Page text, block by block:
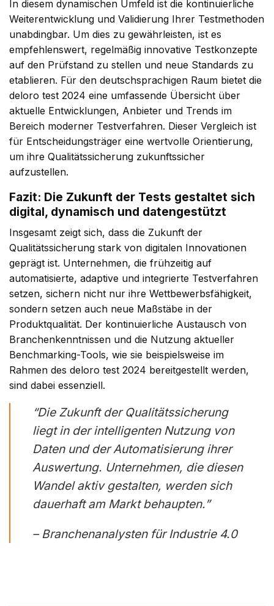
In diesem dynamischen Umfeld ist die kontinuierliche
Weiterentwicklung und Validierung Ihrer Testmethoden
unabdingbar. Um dies zu gewährleisten, ist es
empfehlenswert, regelmäßig innovative Testkonzepte
auf den Prüfstand zu stellen und neue Standards zu
etablieren. Für den deutschsprachigen Raum bietet die
deloro test 2024 eine umfassende Übersicht über
aktuelle Entwicklungen, Anbieter und Trends im
Bereich moderner Testverfahren. Dieser Vergleich ist
für Entscheidungsträger eine wertvolle Orientierung,
um ihre Qualitätssicherung zukunftssicher
aufzustellen.
Fazit: Die Zukunft der Tests gestaltet sich
digital, dynamisch und datengestützt
Insgesamt zeigt sich, dass die Zukunft der
Qualitätssicherung stark von digitalen Innovationen
geprägt ist. Unternehmen, die frühzeitig auf
automatisierte, adaptive und integrierte Testverfahren
setzen, sichern nicht nur ihre Wettbewerbsfähigkeit,
sondern setzen auch neue Maßstäbe in der
Produktqualität. Der kontinuierliche Austausch von
Branchenkenntnissen und die Nutzung aktueller
Benchmarking-Tools, wie sie beispielsweise im
Rahmen des deloro test 2024 bereitgestellt werden,
sind dabei essenziell.
“Die Zukunft der Qualitätssicherung
liegt in der intelligenten Nutzung von
Daten und der Automatisierung ihrer
Auswertung. Unternehmen, die diesen
Wandel aktiv gestalten, werden sich
dauerhaft am Markt behaupten.”
– Branchenanalysten für Industrie 4.0